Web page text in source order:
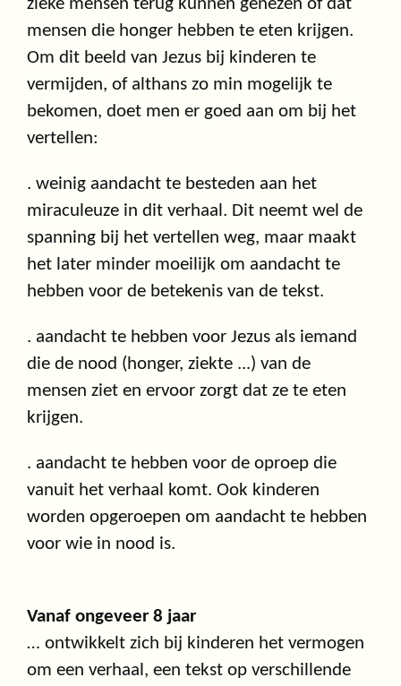
mensen die honger hebben te eten krijgen.
Om dit beeld van Jezus bij kinderen te
vermijden, of althans zo min mogelijk te
bekomen, doet men er goed aan om bij het
vertellen:
. weinig aandacht te besteden aan het
miraculeuze in dit verhaal. Dit neemt wel de
spanning bij het vertellen weg, maar maakt
het later minder moeilijk om aandacht te
hebben voor de betekenis van de tekst.
. aandacht te hebben voor Jezus als iemand
die de nood (honger, ziekte ...) van de
mensen ziet en ervoor zorgt dat ze te eten
krijgen.
. aandacht te hebben voor de oproep die
vanuit het verhaal komt. Ook kinderen
worden opgeroepen om aandacht te hebben
voor wie in nood is.
Vanaf ongeveer 8 jaar
… ontwikkelt zich bij kinderen het vermogen
om een verhaal, een tekst op verschillende